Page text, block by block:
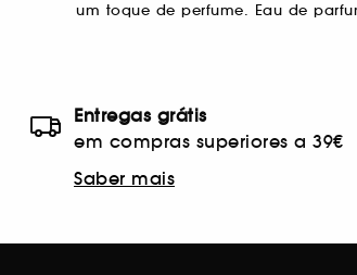
um toque de perfume. Eau de
especializadas e os seus
Entregas grátis
em compras superiores a 39€
Saber mais